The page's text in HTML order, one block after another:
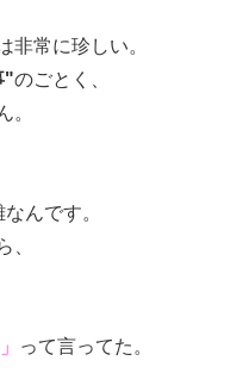
非常に珍しい。
"のごとく、
。
んです。
、
って言ってた。